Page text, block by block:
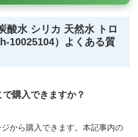
酸水 シリカ 天然水 トロ
10025104）よくある質
購入できますか？
から購入できます。本記事内の